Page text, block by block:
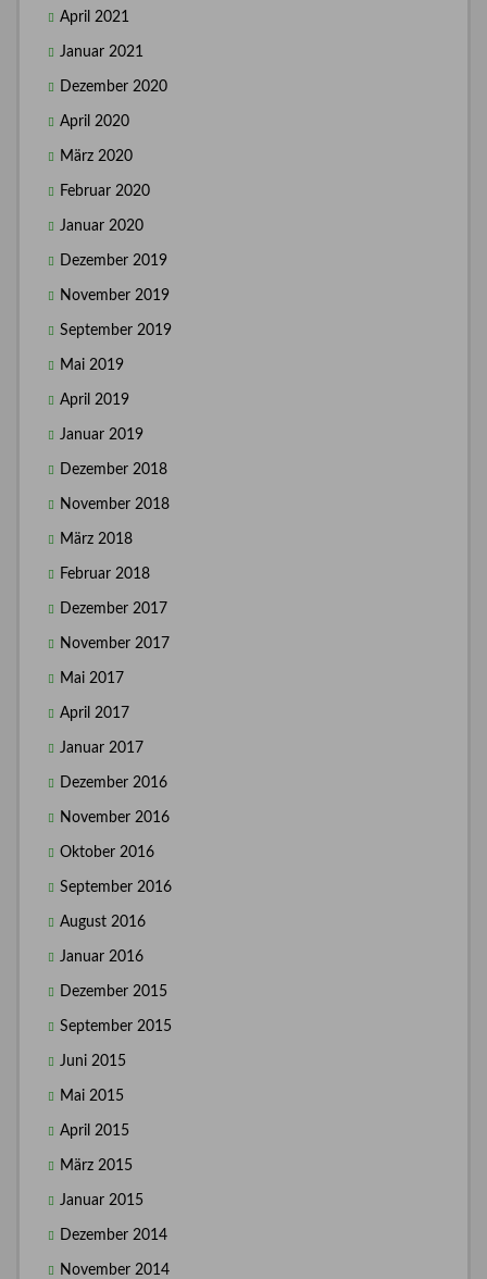
April 2021
Januar 2021
Dezember 2020
April 2020
März 2020
Februar 2020
Januar 2020
Dezember 2019
November 2019
September 2019
Mai 2019
April 2019
Januar 2019
Dezember 2018
November 2018
März 2018
Februar 2018
Dezember 2017
November 2017
Mai 2017
April 2017
Januar 2017
Dezember 2016
November 2016
Oktober 2016
September 2016
August 2016
Januar 2016
Dezember 2015
September 2015
Juni 2015
Mai 2015
April 2015
März 2015
Januar 2015
Dezember 2014
November 2014